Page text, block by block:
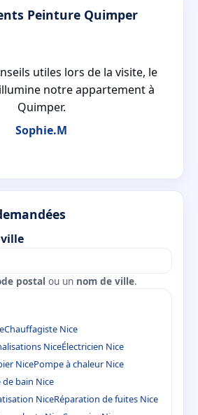
Peinture Quimper
utiles lors de la visite, le
notre appartement à
Quimper.
Sophie.M
postal ou un nom de ville.
Chauffagiste Nice
NiceÉlectricien Nice
NicePompe à chaleur Nice
bain Nice
NiceRéparation de fuites Nice